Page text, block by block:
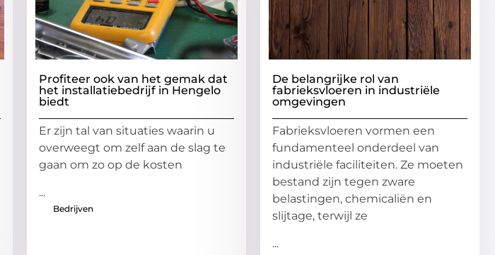
Profiteer ook van het gemak dat
het installatiebedrijf in Hengelo
biedt
Er zijn tal van situaties waarin u
overweegt om zelf aan de slag te
gaan om zo op de kosten
...
Bedrijven
De belangrijke rol van
fabrieksvloeren in industriële
omgevingen
Fabrieksvloeren vormen een
fundamenteel onderdeel van
industriële faciliteiten. Ze moeten
bestand zijn tegen zware
belastingen, chemicaliën en
slijtage, terwijl ze
...